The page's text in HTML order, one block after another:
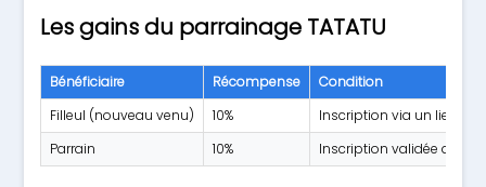
Les gains du parrainage TATATU
Bénéficiaire Récompense
Condition
Filleul (nouveau venu)
10%
Inscription via un lien de
Parrain
10% Inscription validée du